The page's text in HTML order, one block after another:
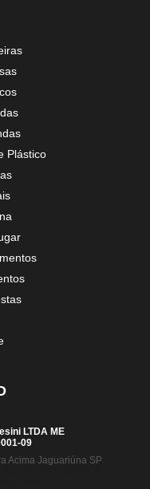
Plástico
LTDA ME
09
Acima Jaguariúna SP